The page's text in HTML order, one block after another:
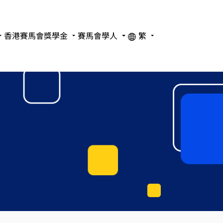
香港賽馬會獎學金 賽馬會學人 繁